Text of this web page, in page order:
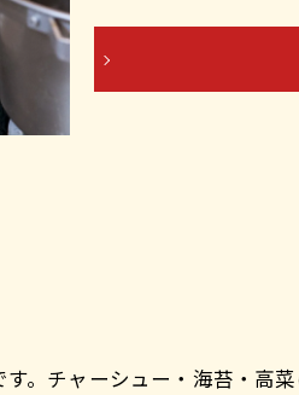
。チャーシュー・海苔・高